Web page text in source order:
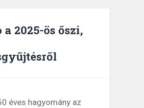
a 2025-ös őszi,
éves hagyomány az